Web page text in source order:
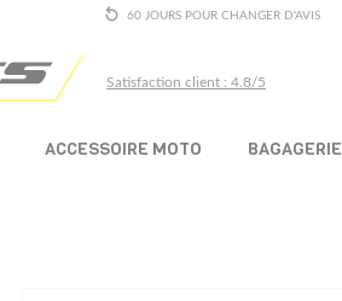
60 JOURS POUR CHANGER D'AVIS
Satisfaction client : 4.8/5
ACCESSOIRE MOTO BAGAGERIE